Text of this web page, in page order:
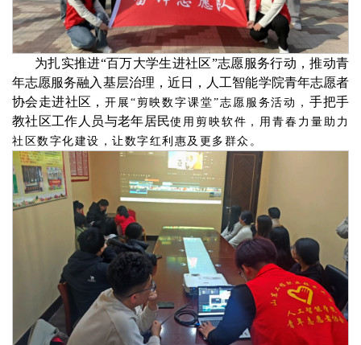
为扎实推进“百万大学生进社区”志愿服务行动，推动青
年志愿服务融入基层治理，近日，人工智能学院青年志愿者
协会走进社区， 开展“剪映数字课堂”志愿服务活动，手把手
教社区工作人员与老年居民使用剪映软件，
用青春力量助力
社区数字化建设，让数字红利惠及更多群众。